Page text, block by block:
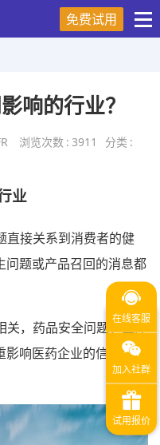
免费试用
响的行业？
浏览次数 : 3911 分类 :
业
直接关系到消费者的健
问题或产品召回的消息都
关，药品安全问题、医疗
响医药企业的信任度和